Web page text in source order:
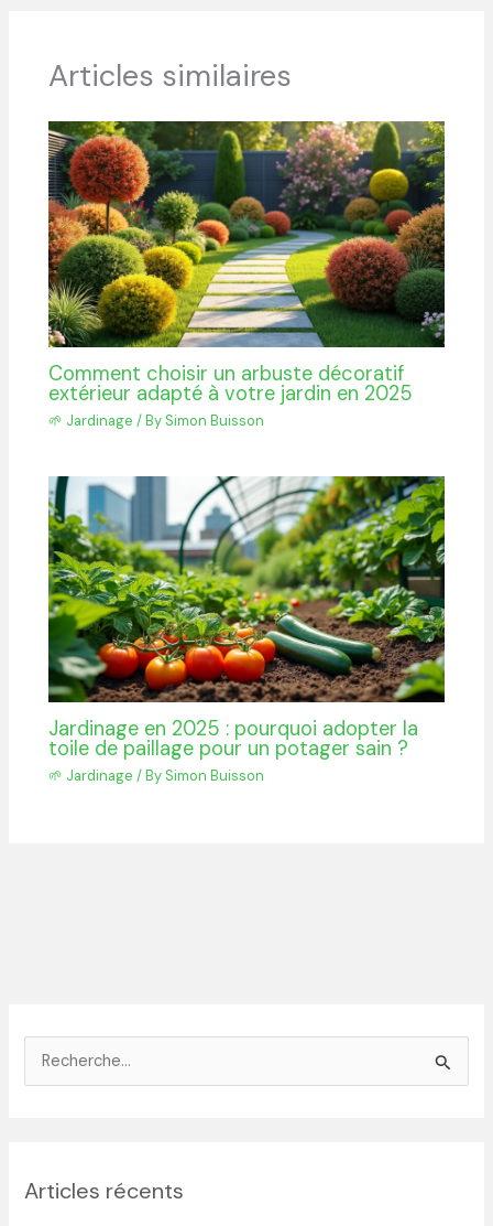
Articles similaires
Comment choisir un arbuste décoratif
extérieur adapté à votre jardin en 2025
🌱 Jardinage / By Simon Buisson
Jardinage en 2025 : pourquoi adopter la
toile de paillage pour un potager sain ?
🌱 Jardinage / By Simon Buisson
e
Articles récents